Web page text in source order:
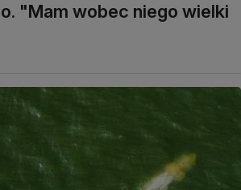
"Mam wobec niego wielki